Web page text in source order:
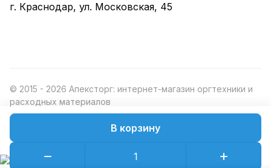
В корзину
г. Краснодар, ул. Московская, 45
© 2015 - 2026 Апексторг: интернет-магазин оргтехники и
расходных материалов
Конфиденциальность